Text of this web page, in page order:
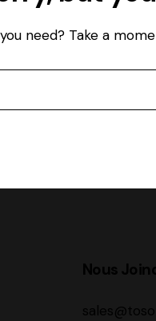
need? Take a
Nous